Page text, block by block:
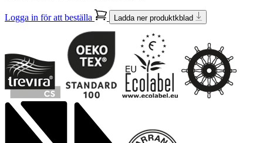
Logga in för att beställa Ladda ner produktkblad